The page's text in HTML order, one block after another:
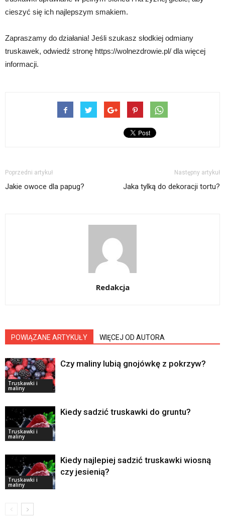
cieszyć się ich najlepszym smakiem.
Zapraszamy do działania! Jeśli szukasz słodkiej odmiany
truskawek, odwiedź stronę https://wolnezdrowie.pl/ dla więcej
informacji.
Poprzedni artykuł
Jakie owoce dla papug?
Następny artykuł
Jaka tylką do dekoracji tortu?
Redakcja
POWIĄZANE ARTYKUŁY WIĘCEJ OD AUTORA
Truskawki i
maliny
Czy maliny lubią gnojówkę z pokrzyw?
Truskawki i
maliny
Kiedy sadzić truskawki do gruntu?
Truskawki i
maliny
Kiedy najlepiej sadzić truskawki wiosną
czy jesienią?